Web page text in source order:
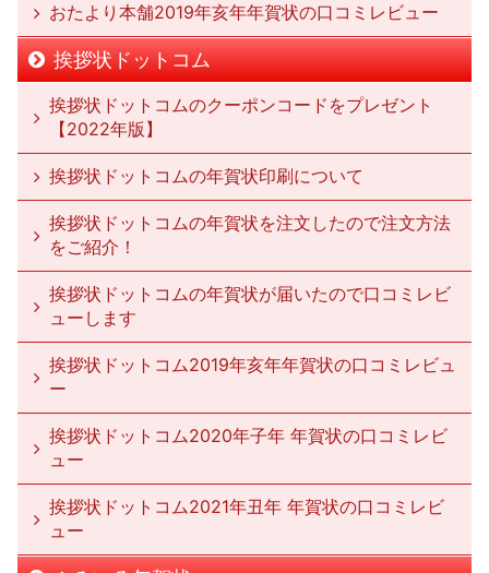
おたより本舗2019年亥年年賀状の口コミレビュー
挨拶状ドットコム
挨拶状ドットコムのクーポンコードをプレゼント
【2022年版】
挨拶状ドットコムの年賀状印刷について
挨拶状ドットコムの年賀状を注文したので注文方法
をご紹介！
挨拶状ドットコムの年賀状が届いたので口コミレビ
ューします
挨拶状ドットコム2019年亥年年賀状の口コミレビュ
ー
挨拶状ドットコム2020年子年 年賀状の口コミレビ
ュー
挨拶状ドットコム2021年丑年 年賀状の口コミレビ
ュー